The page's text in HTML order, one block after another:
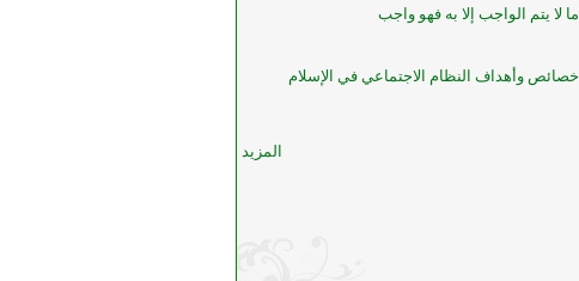
ما لا يتم الواجب إلا به فهو واجب
خصائص وأهداف النظام الاجتماعي في الإسلام
المزيد